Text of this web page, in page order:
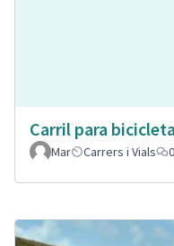
Carril para
Mar
Carrers i Vials 0